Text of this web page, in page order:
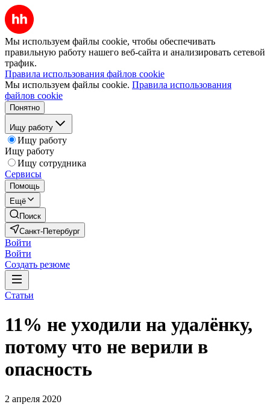
Мы используем файлы cookie, чтобы обеспечивать
правильную работу нашего веб-сайта и анализировать сетевой
трафик.
Правила использования файлов cookie
Мы используем файлы cookie. Правила использования
файлов cookie
Понятно
Ищу работу
Ищу работу
Ищу работу
Ищу сотрудника
Сервисы
Помощь
Ещё
Поиск
Санкт-Петербург
Войти
Войти
Создать резюме
Статьи
11% не уходили на удалёнку,
потому что не верили в
опасность
2 апреля 2020